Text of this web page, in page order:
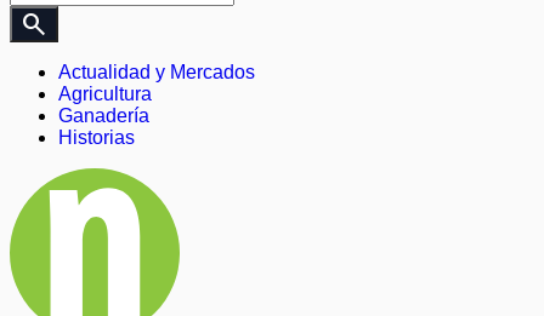
search
Actualidad y Mercados
Agricultura
Ganadería
Historias